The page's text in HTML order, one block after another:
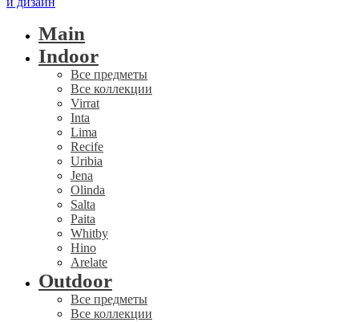
Main
Indoor
Все предметы
Все коллекции
Virrat
Inta
Lima
Recife
Uribia
Jena
Olinda
Salta
Paita
Whitby
Hino
Arelate
Outdoor
Все предметы
Все коллекции